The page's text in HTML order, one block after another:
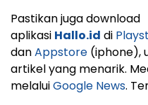
Pastikan juga download
aplikasi Hallo.id di
danAppstore (iphone),
artikel yang menarik.
melaluiGoogle News.